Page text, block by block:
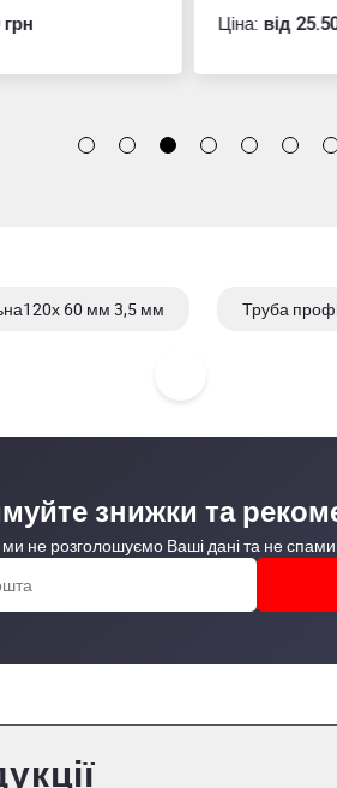
Ціна:вiд 25.50
60 мм 3,5 мм Труба
знижки та
ми не розголошуємо Ваші дані та не